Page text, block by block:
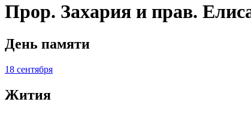
Прор. Захария и прав.
День памяти
18 сентября
Жития